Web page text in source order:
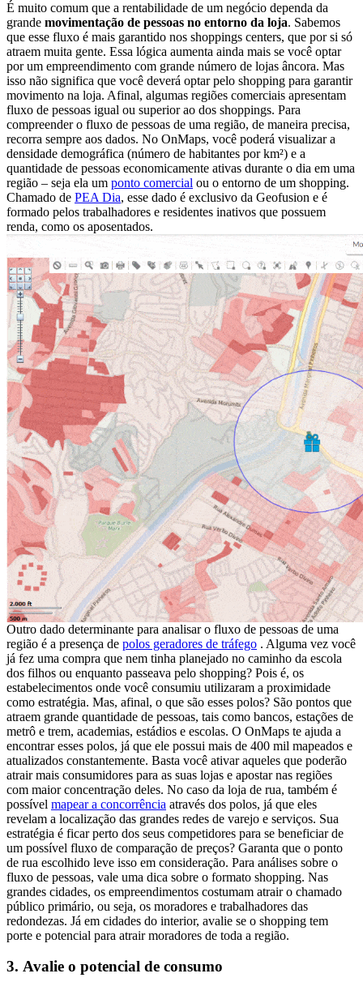
É muito comum que a rentabilidade de um negócio dependa da
grande movimentação de pessoas no entorno da loja. Sabemos
que esse fluxo é mais garantido nos shoppings centers, que por si só
atraem muita gente. Essa lógica aumenta ainda mais se você optar
por um empreendimento com grande número de lojas âncora. Mas
isso não significa que você deverá optar pelo shopping para garantir
movimento na loja. Afinal, algumas regiões comerciais apresentam
fluxo de pessoas igual ou superior ao dos shoppings. Para
compreender o fluxo de pessoas de uma região, de maneira precisa,
recorra sempre aos dados. No OnMaps, você poderá visualizar a
densidade demográfica (número de habitantes por km²) e a
quantidade de pessoas economicamente ativas durante o dia em uma
região – seja ela um ponto comercial ou o entorno de um shopping.
Chamado de PEA Dia, esse dado é exclusivo da Geofusion e é
formado pelos trabalhadores e residentes inativos que possuem
renda, como os aposentados.
Outro dado determinante para analisar o fluxo de pessoas de uma
região é a presença de polos geradores de tráfego . Alguma vez você
já fez uma compra que nem tinha planejado no caminho da escola
dos filhos ou enquanto passeava pelo shopping? Pois é, os
estabelecimentos onde você consumiu utilizaram a proximidade
como estratégia. Mas, afinal, o que são esses polos? São pontos que
atraem grande quantidade de pessoas, tais como bancos, estações de
metrô e trem, academias, estádios e escolas. O OnMaps te ajuda a
encontrar esses polos, já que ele possui mais de 400 mil mapeados e
atualizados constantemente. Basta você ativar aqueles que poderão
atrair mais consumidores para as suas lojas e apostar nas regiões
com maior concentração deles. No caso da loja de rua, também é
possível mapear a concorrência através dos polos, já que eles
revelam a localização das grandes redes de varejo e serviços. Sua
estratégia é ficar perto dos seus competidores para se beneficiar de
um possível fluxo de comparação de preços? Garanta que o ponto
de rua escolhido leve isso em consideração. Para análises sobre o
fluxo de pessoas, vale uma dica sobre o formato shopping. Nas
grandes cidades, os empreendimentos costumam atrair o chamado
público primário, ou seja, os moradores e trabalhadores das
redondezas. Já em cidades do interior, avalie se o shopping tem
porte e potencial para atrair moradores de toda a região.
3. Avalie o potencial de consumo